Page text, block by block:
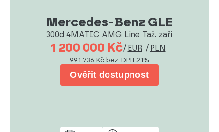
Mercedes-Benz GLE
300d 4MATIC AMG Line Taž. zaří
1 200 000 Kč/ EUR / PLN
991 736 Kč bez DPH 21%
Ověřit dostupnost